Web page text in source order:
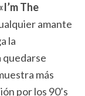
The
amante
la
quedarse
más
por los 90’s